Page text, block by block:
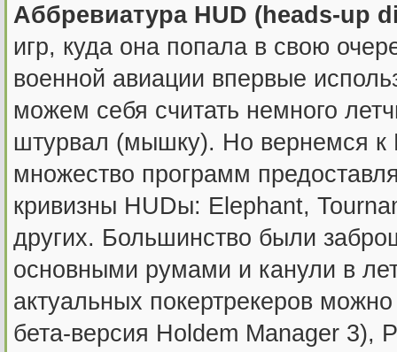
Аббревиатура HUD (heads-up
игр, куда она попала в свою
военной авиации впервые
можем себя считать немного
штурвал (мышку). Но вернемся к
множество программ
кривизны HUDы: Elephant,
других. Большинство были
основными румами и канули в
актуальных покертрекеров
бета-версия Holdem Manager 3),